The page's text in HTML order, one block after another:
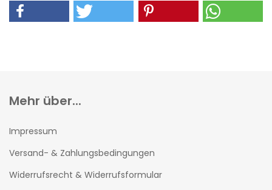
Mehr über...
Impressum
Versand- & Zahlungsbedingungen
Widerrufsrecht & Widerrufsformular